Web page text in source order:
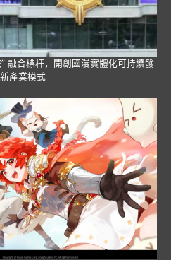
融合標杆，開創國漫實體化可持續發
產業模式